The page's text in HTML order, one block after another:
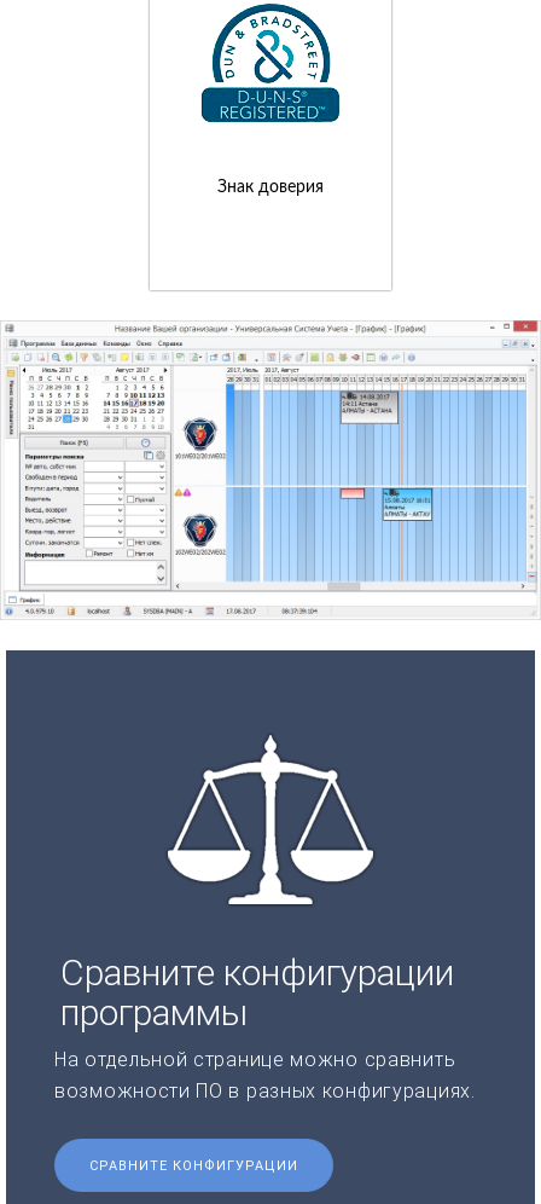
Знак доверия
Сравните конфигурации
программы
На отдельной странице можно сравнить
возможности ПО в разных конфигурациях.
СРАВНИТЕ КОНФИГУРАЦИИ